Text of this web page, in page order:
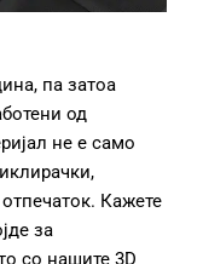
па затоа
од
не е само
Кажете
за
со нашите 3D